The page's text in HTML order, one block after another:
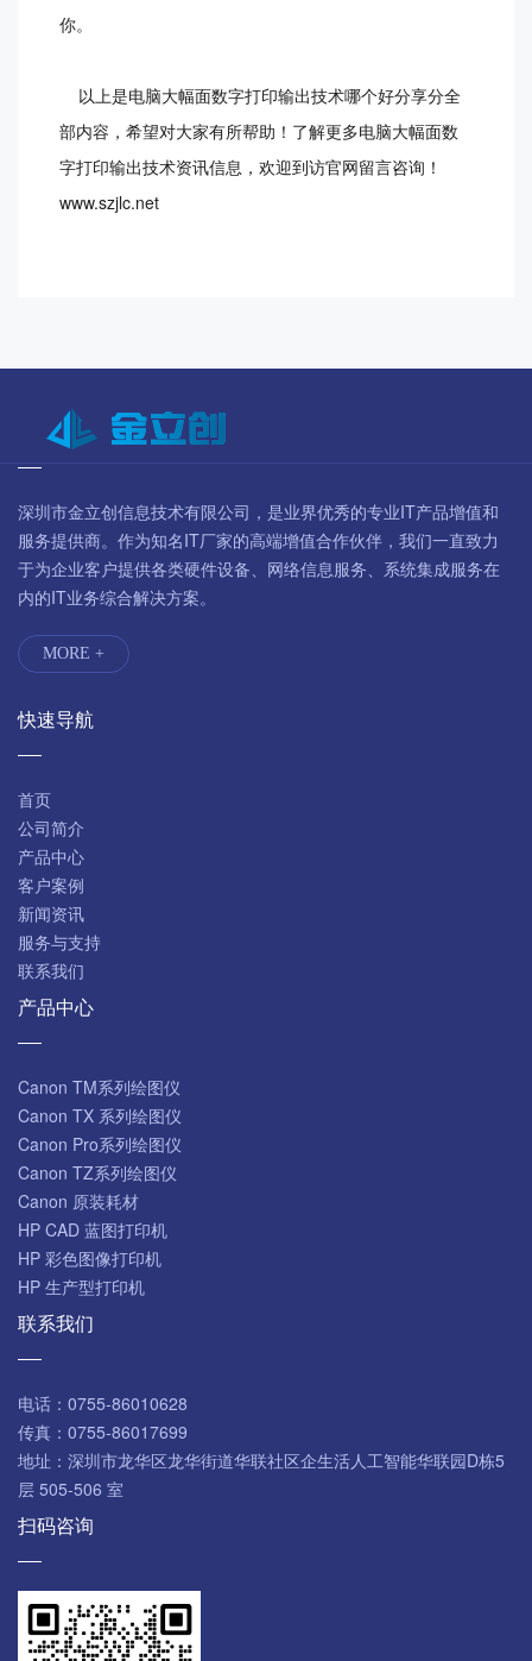
你。
以上是电脑大幅面数字打印输出技术哪个好分享分全
部内容，希望对大家有所帮助！了解更多电脑大幅面数
字打印输出技术资讯信息，欢迎到访官网留言咨询！
www.szjlc.net
深圳市金立创信息技术有限公司，是业界优秀的专业IT产品增值和
服务提供商。作为知名IT厂家的高端增值合作伙伴，我们一直致力
于为企业客户提供各类硬件设备、网络信息服务、系统集成服务在
内的IT业务综合解决方案。
MORE +
快速导航
首页
公司简介
产品中心
客户案例
新闻资讯
服务与支持
联系我们
产品中心
Canon TM系列绘图仪
Canon TX 系列绘图仪
Canon Pro系列绘图仪
Canon TZ系列绘图仪
Canon 原装耗材
HP CAD 蓝图打印机
HP 彩色图像打印机
HP 生产型打印机
联系我们
电话： 0755-86010628
传真： 0755-86017699
地址： 深圳市龙华区龙华街道华联社区企生活人工智能华联园D栋5
层 505-506 室
扫码咨询